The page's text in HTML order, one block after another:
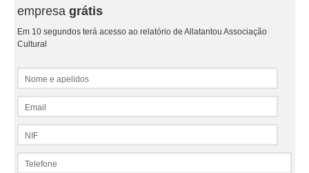
empresa grátis
Em 10 segundos terá acesso ao relatório de Allatantou Associação
Cultural